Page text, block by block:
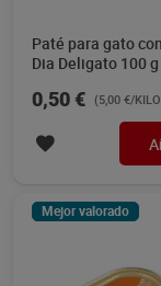
Paté para gato
Dia Deligato 100 g
0,50 € (5,00 €/
Mejor valorado